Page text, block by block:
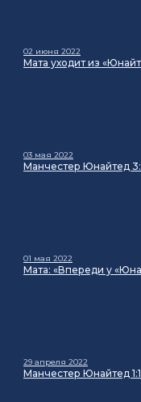
02 июня 2022
Мата уходит из
03 мая 2022
Манчестер Юнайтед
01 мая 2022
Мата: «Впереди у
29 апреля 2022
Манчестер Юнайтед